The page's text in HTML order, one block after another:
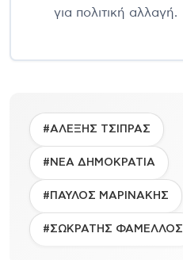
για πολιτική αλλαγή.
#ΑΛΕΞΗΣ ΤΣΙΠΡΑΣ
#ΝΕΑ ΔΗΜΟΚΡΑΤΙΑ
#ΠΑΥΛΟΣ ΜΑΡΙΝΑΚΗΣ
#ΣΩΚΡΑΤΗΣ ΦΑΜΕΛΛΟΣ